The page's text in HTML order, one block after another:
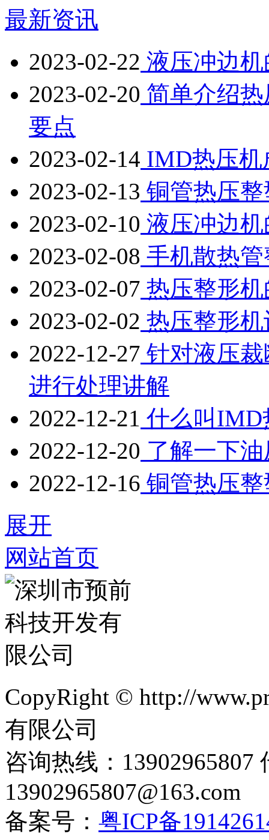
最新资讯
2023-02-22 液压冲边
2023-02-20 简单介绍
要点
2023-02-14 IMD热压机
2023-02-13 铜管热压
2023-02-10 液压冲边
2023-02-08 手机散热
2023-02-07 热压整形
2023-02-02 热压整形
2022-12-27 针对液压
进行处理讲解
2022-12-21 什么叫IMD
2022-12-20 了解一下
2022-12-16 铜管热压
展开
网站首页
CopyRight © http://
有限公司
咨询热线：13902965807
13902965807@163.com
备案号： 粤ICP备